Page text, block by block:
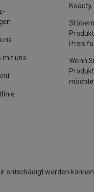
mit uns
Preis
Wenn
entschädigt werden können.